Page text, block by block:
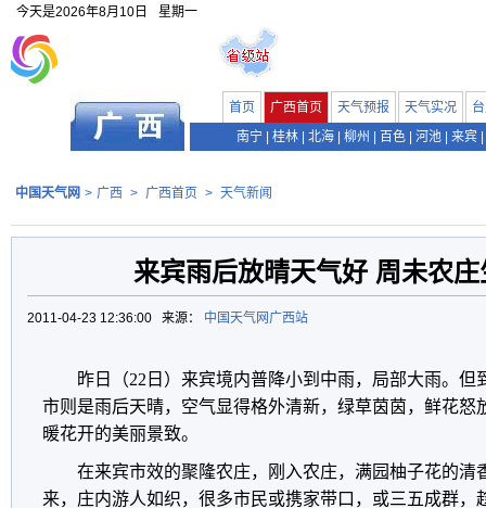
今天是2026年8月10日 星期一
首页 广西首页 天气预报 天气实况
南宁
桂林 北海 柳州 百色 河池 来宾
中国天气网 > 广西 > 广西首页 > 天气新闻
来宾雨后放晴天气好 周未农
2011-04-23 12:36:00 来源： 中国天气网广西站
昨日（22日）来宾境内普降小到中雨，局部大雨。但
市则是雨后天晴，空气显得格外清新，绿草茵茵，鲜花怒
暖花开的美丽景致。
在来宾市效的聚隆农庄，刚入农庄，满园柚子花的清
来，庄内游人如织，很多市民或携家带口，或三五成群，